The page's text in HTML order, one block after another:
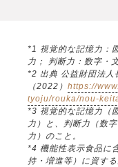
*1 視覚的な記憶力：
力； 判断力：数字・
*2 出典 公益財団法人
（2022） https://
tyoju/rouka/nou-
*3 視覚的な記憶力（
力）と、判断力（数
力）のこと。
*4 機能性表示食品に
持・増進等）に資す